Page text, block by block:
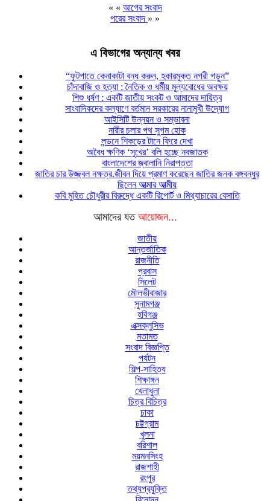
« « আগের সংবাদ
পরের সংবাদ » »
এ বিভাগের অন্যান্য খবর
“ফুটপাতে কেনাকাটা বন্ধ করুন, হকারমুক্ত নগরী গড়ুন”
চাঁদাবাজি ও হত্যা : নৈতিক ও ধর্মীয় মূল্যবোধের অবক্ষয়
শিশু ধর্ষণ : একটি জাতীয় সংকট ও আমাদের দায়িত্ব
সাংবাদিকদের কল্যাণে বর্তমান সরকারের নানামুখী উদ্যোগ
আইসিটি উন্নয়ন ও সম্ভাবনা
নারীর চলার পথ সুগম হোক
লন্ডনে শিকড়ের টানে ফিরে দেখা
অবৈধ ক্ষণিক ‘সুখের’ বলি হচ্ছে নবজাতক
বাংলাদেশের জ্বালানি নিরাপত্তা
জাতির চার উজ্জ্বল নক্ষত্র.জীবন দিয়ে প্রমাণ করেছেন জাতির জনক বঙ্গবন্ধুর
ছিলেন আত্মার আত্মীয়
কবি মুহিত চৌধুরীর বিরুদ্ধে একটি রিপোর্ট ও মিথ্যাচারের বেসাতি
আমাদের যত আয়োজন...
জাতীয়
আন্তর্জাতিক
রাজনীতি
প্রবাস
সিলেট
মৌলভীবাজার
সুনামগঞ্জ
হবিগঞ্জ
এক্সক্লুসিভ
মতামত
সংবাদ বিজ্ঞপ্তি
পর্যটন
শিল্প-সাহিত্য
শিক্ষাঙ্গন
খেলাধুলা
চিত্র বিচিত্র
ঢাকা
চট্টগ্রাম
খুলনা
বরিশাল
ময়মনসিংহ
রাজশাহী
রংপুর
তথ্যপ্রযুক্তি